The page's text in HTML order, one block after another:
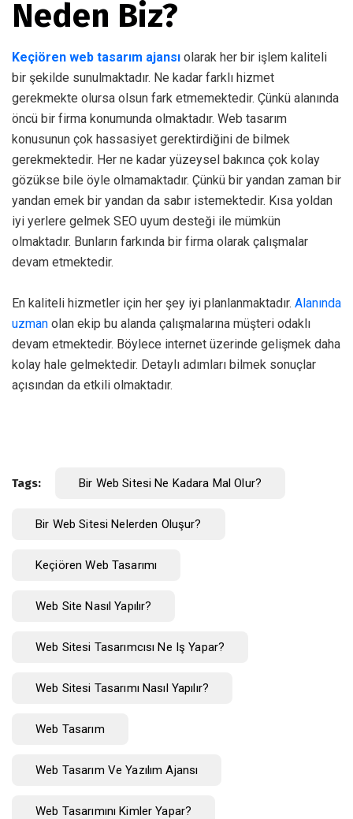
Neden Biz?
Keçiören web tasarım ajansı olarak her bir işlem kaliteli
bir şekilde sunulmaktadır. Ne kadar farklı hizmet
gerekmekte olursa olsun fark etmemektedir. Çünkü alanında
öncü bir firma konumunda olmaktadır. Web tasarım
konusunun çok hassasiyet gerektirdiğini de bilmek
gerekmektedir. Her ne kadar yüzeysel bakınca çok kolay
gözükse bile öyle olmamaktadır. Çünkü bir yandan zaman bir
yandan emek bir yandan da sabır istemektedir. Kısa yoldan
iyi yerlere gelmek SEO uyum desteği ile mümkün
olmaktadır. Bunların farkında bir firma olarak çalışmalar
devam etmektedir.
En kaliteli hizmetler için her şey iyi planlanmaktadır. Alanında
uzman olan ekip bu alanda çalışmalarına müşteri odaklı
devam etmektedir. Böylece internet üzerinde gelişmek daha
kolay hale gelmektedir. Detaylı adımları bilmek sonuçlar
açısından da etkili olmaktadır.
Tags: Bir Web Sitesi Ne Kadara Mal Olur?
Bir Web Sitesi Nelerden Oluşur?
Keçiören Web Tasarımı
Web Site Nasıl Yapılır?
Web Sitesi Tasarımcısı Ne Iş Yapar?
Web Sitesi Tasarımı Nasıl Yapılır?
Web Tasarım
Web Tasarım Ve Yazılım Ajansı
Web Tasarımını Kimler Yapar?